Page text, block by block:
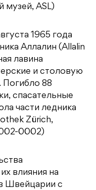
музей, ASL)
1965 года
Аллалин (Allalin
лавина
и столовую
88
спасательные
части ледника
Zürich,
0002)
влияния на
Швейцарии с